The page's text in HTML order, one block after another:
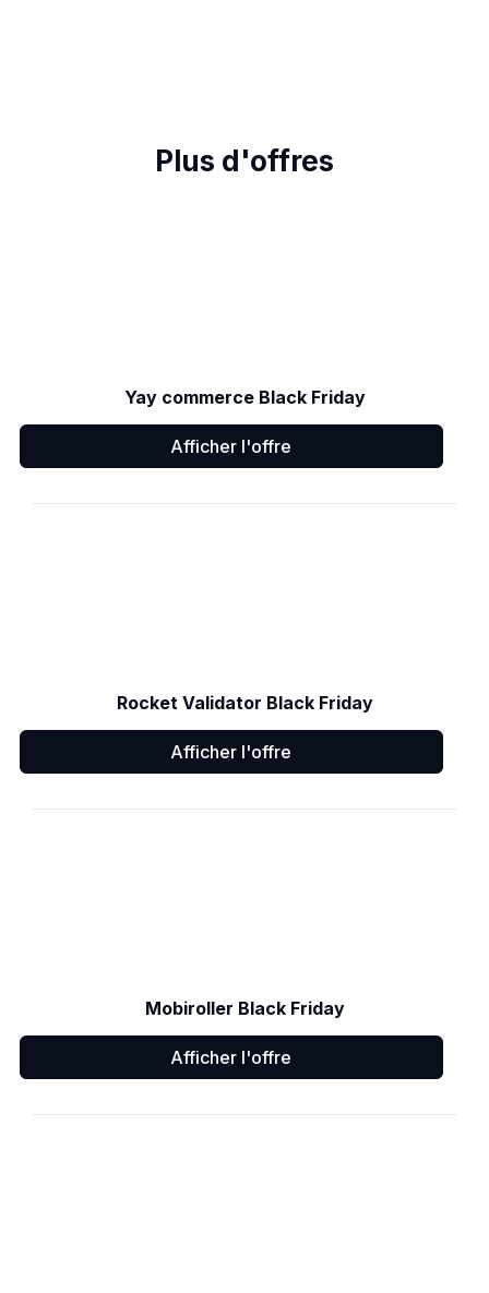
Plus d'offres
Yay commerce Black Friday
Afficher l'offre
Rocket Validator Black Friday
Afficher l'offre
Mobiroller Black Friday
Afficher l'offre